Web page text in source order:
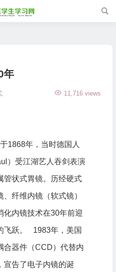
年
11,716 views
1868年，当时德国人
）受江湖艺人吞剑表演
管状式胃镜。历经硬式
纤维内镜（软式镜）
化内镜技术在30年前迎
飞跃。 1983年，美国
合器件（CCD）代替内
宣告了电子内镜的诞